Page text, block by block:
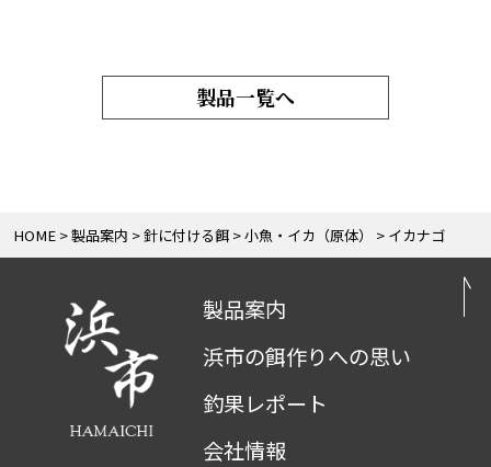
HOME 製品案内 針に付ける餌 小魚・イカ（原体） イカナゴ
製品一覧へ
製品案内
浜市の餌作りへの思い
釣果レポート
会社情報